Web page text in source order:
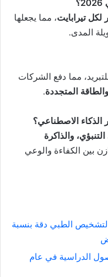
، مما يجعلها
المدى.
مما دفع الشركات
المتجددة.
والذاكرة
بين الكفاءة والوعي
الطبي دقة بنسبة
الدراسية في عام